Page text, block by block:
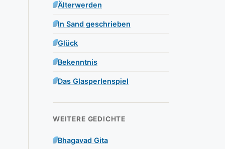
Älterwerden
In Sand geschrieben
Glück
Bekenntnis
Das Glasperlenspiel
WEITERE GEDICHTE
Bhagavad Gita